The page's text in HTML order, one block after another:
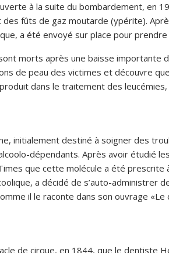
à la suite du bombardement, en
fûts de gaz moutarde (ypérite).
a été envoyé sur place pour
morts après une baisse importante
de peau des victimes et découvre
dans le traitement des
initialement destiné à soigner des
dépendants. Après avoir étudié
que cette molécule a été prescrite
a décidé de s’auto-administrer
il le raconte dans son ouvrage
de cirque, en 1844, que le dentiste